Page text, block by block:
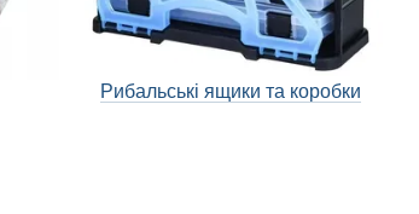
Рибальські ящики та коробки